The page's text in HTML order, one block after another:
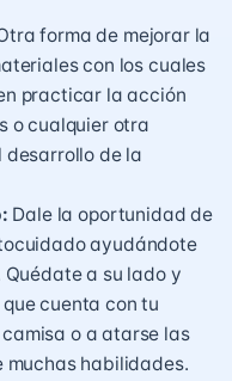
forma de mejorar la
con los cuales
practicar la acción
o cualquier otra
de la
Dale la oportunidad de
ayudándote
Quédate a su lado y
cuenta con tu
o a atarse las
muchas habilidades.